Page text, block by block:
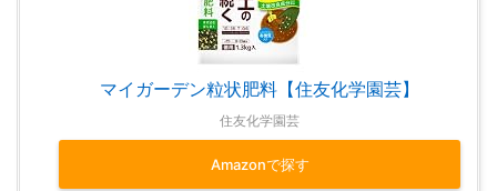
マイガーデン粒状肥料【住友化学園芸】
住友化学園芸
Amazonで探す